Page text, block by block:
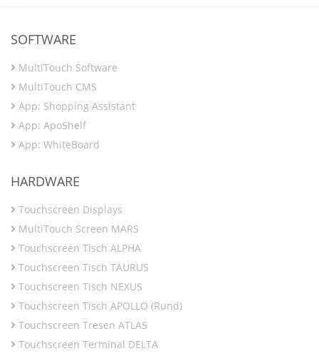
SOFTWARE
MultiTouch Software
MultiTouch CMS
App: Shopping Assistant
App: ApoShelf
App: WhiteBoard
HARDWARE
Touchscreen Displays
MultiTouch Screen MARS
Touchscreen Tisch ALPHA
Touchscreen Tisch TAURUS
Touchscreen Tisch NEXUS
Touchscreen Tisch APOLLO (Rund)
Touchscreen Tresen ATLAS
Touchscreen Terminal DELTA